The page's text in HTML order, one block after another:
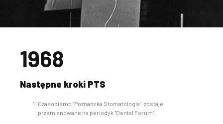
1968
Następne kroki PTS
Czasopismo “Poznańska Stomatologia”, zostaje
przemianowane na periodyk “Dental Forum”.